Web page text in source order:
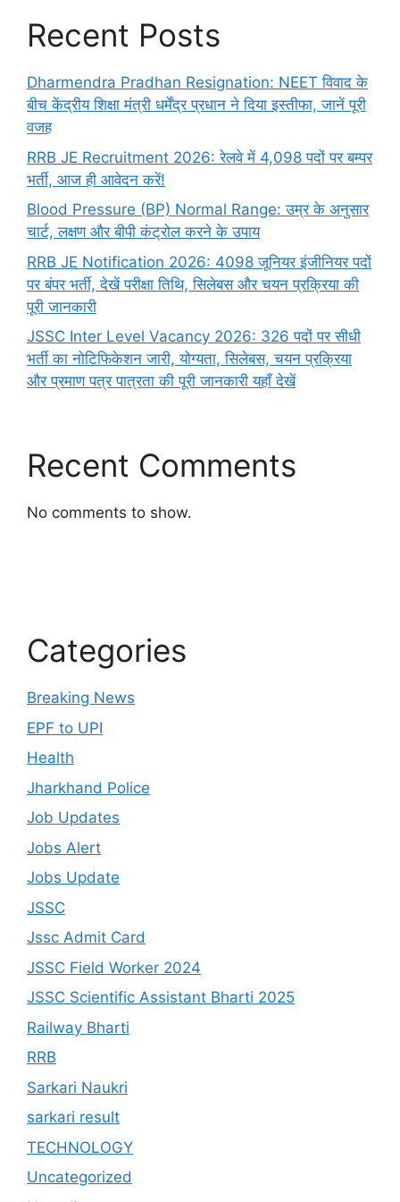
Recent Posts
Dharmendra Pradhan Resignation: NEET विवाद के
बीच केंद्रीय शिक्षा मंत्री धर्मेंद्र प्रधान ने दिया इस्तीफा, जानें पूरी
वजह
RRB JE Recruitment 2026: रेलवे में 4,098 पदों पर बम्पर
भर्ती, आज ही आवेदन करें!
Blood Pressure (BP) Normal Range: उम्र के अनुसार
चार्ट, लक्षण और बीपी कंट्रोल करने के उपाय
RRB JE Notification 2026: 4098 जूनियर इंजीनियर पदों
पर बंपर भर्ती, देखें परीक्षा तिथि, सिलेबस और चयन प्रक्रिया की
पूरी जानकारी
JSSC Inter Level Vacancy 2026: 326 पदों पर सीधी
भर्ती का नोटिफिकेशन जारी, योग्यता, सिलेबस, चयन प्रक्रिया
और प्रमाण पत्र पात्रता की पूरी जानकारी यहाँ देखें
Recent Comments
No comments to show.
Categories
Breaking News
EPF to UPI
Health
Jharkhand Police
Job Updates
Jobs Alert
Jobs Update
JSSC
Jssc Admit Card
JSSC Field Worker 2024
JSSC Scientific Assistant Bharti 2025
Railway Bharti
RRB
Sarkari Naukri
sarkari result
TECHNOLOGY
Uncategorized